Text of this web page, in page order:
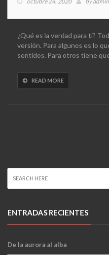
¿Qué es la verdad para ti?
versión. Para algunos es lo
sentidos. Para otros tiene
READ MORE
ENTRADAS RECIENTES
De la aurora al alba